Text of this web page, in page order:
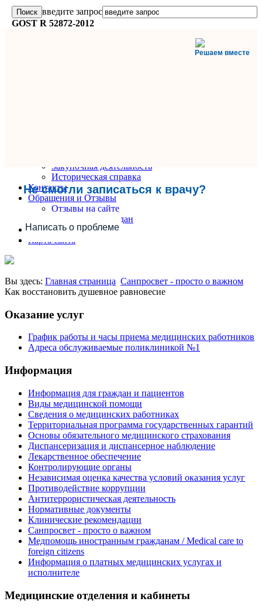
введите запрос
GOST R 52872-2012
Решаем вместе
Не смогли записаться к врачу?
Написать о проблеме
Закупочная деятельность
Историческая справка
Контакты
Обращения и Отзывы
Отзывы на сайте
Обращения граждан
Вопрос-Ответ
Карта сайта
Вы здесь: Главная страница Санпросвет - просто о важном
Как восстановить душевное равновесие
Оказание услуг
График работы и часы приема медицинских работников
Адреса обслуживаемые поликлиникой №1
Информация
Информация для граждан и пациентов
Виды медицинской помощи
Сведения о медицинских работниках
Территориальная программа государственных гарантий
Основы обязательного медицинского страхования
Диспансеризация и диспансерное наблюдение
Лекарственное обеспечение
Контролирующие органы
Независимая оценка качества условий оказания услуг
Противодействие коррупции
Антитеррористическая деятельность
Нормативные документы
Клинические рекомендации
Санпросвет - просто о важном
Медпомощь иностранным гражданам / Medical care to
foreign citizens
Информация о платных медицинских услугах и
исполнителе
Медицинские отделения и кабинеты